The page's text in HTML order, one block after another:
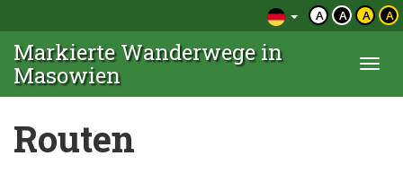
A A A A
Markierte Wanderwege in
Masowien
Routen